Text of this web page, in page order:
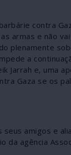
contra
armas e não
plenamente
a
Jarrah e, uma
Gaza se os
amigos e
da agência